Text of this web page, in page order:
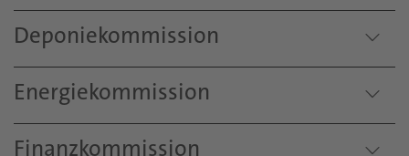
Deponiekommission
Energiekommission
Finanzkommission